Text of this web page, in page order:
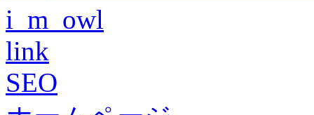
i_m_owl
link
SEO